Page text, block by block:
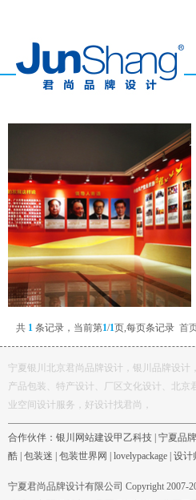
共 1 条记录，当前第1/1页,每页条记录 首
宁夏银川北京君尚品牌设计，银川品牌设
产品包装、特产设计、厂区文化设计、北
业空间设计服务，好设计找君尚，
合作伙伴： 银川网站建设甲乙科技 宁夏品
酷 包装迷 包装世界网 lovelypackage 设计
宁夏君尚品牌设计有限公司 Copyright 2007-